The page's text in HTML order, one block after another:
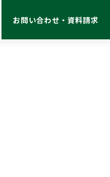
お問い合わせ・資料請求